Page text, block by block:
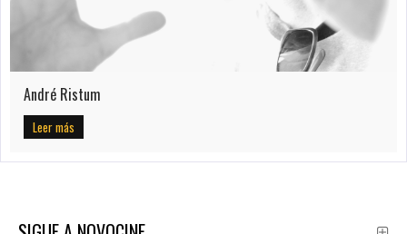
André Ristum
Leer más